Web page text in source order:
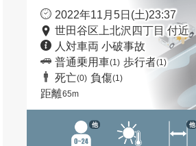
2022年11月5日(土)23:37
世田谷区上北沢四丁目 付近
人対車両 小破事故
普通乗用車(1) 歩行者(1)
死亡(0) 負傷(1)
距離65m
他 他